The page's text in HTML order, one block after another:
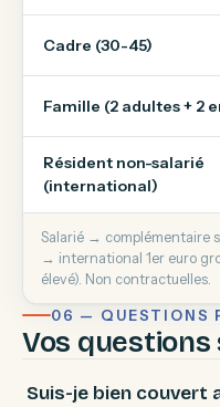
Cadre (30-45)
Famille (2 adultes + 2
Résident non-salarié
(international)
Salarié → complémentaire
→ international 1er euro
élevé). Non contractuelles.
06 — QUESTIONS
Vos
Suis-je bien couvert